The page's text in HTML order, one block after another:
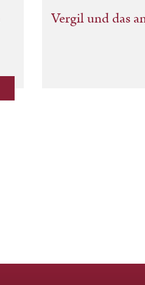
Vergil und das